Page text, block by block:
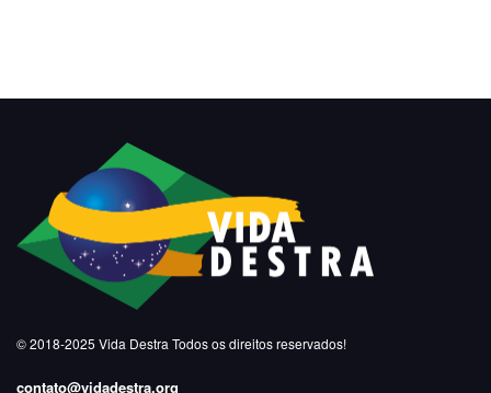
© 2018-2025 Vida Destra Todos os direitos reservados!
contato@vidadestra.org